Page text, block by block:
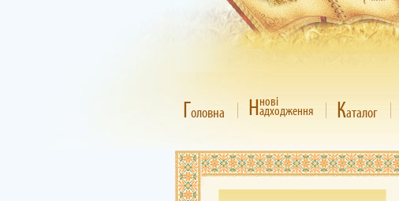
Головна Ннові
адходження Каталог